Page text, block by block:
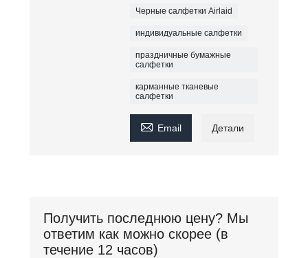
Черные салфетки Airlaid
индивидуальные салфетки
праздничные бумажные
салфетки
карманные тканевые
салфетки
 Email Детали
Получить последнюю цену? Мы
ответим как можно скорее (в
течение 12 часов)